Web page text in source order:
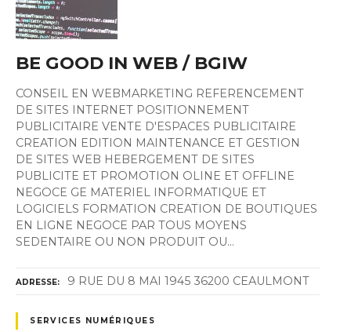
BE GOOD IN WEB / BGIW
CONSEIL EN WEBMARKETING REFERENCEMENT
DE SITES INTERNET POSITIONNEMENT
PUBLICITAIRE VENTE D'ESPACES PUBLICITAIRE
CREATION EDITION MAINTENANCE ET GESTION
DE SITES WEB HEBERGEMENT DE SITES
PUBLICITE ET PROMOTION OLINE ET OFFLINE
NEGOCE GE MATERIEL INFORMATIQUE ET
LOGICIELS FORMATION CREATION DE BOUTIQUES
EN LIGNE NEGOCE PAR TOUS MOYENS
SEDENTAIRE OU NON PRODUIT OU…
ADRESSE 9 RUE DU 8 MAI 1945 36200 CEAULMONT
SERVICES NUMÉRIQUES